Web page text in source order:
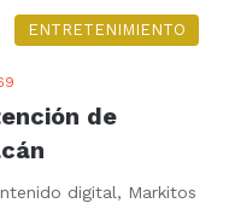
ENTRETENIMIENTO
de
digital, Markitos